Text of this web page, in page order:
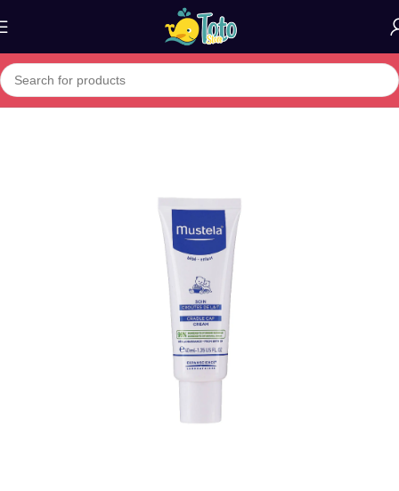
Home»Boutique»mustela soin croutes de lait 40ml